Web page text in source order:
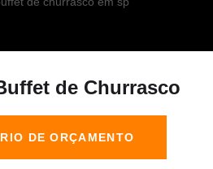
de Churrasco
DE ORÇAMENTO